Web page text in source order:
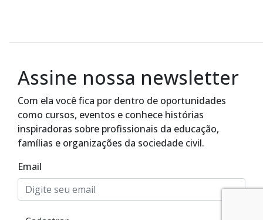
Alto Contraste
Termos de Uso e Política de
Privacidade
Assine nossa newsletter
Com ela você fica por dentro de oportunidades
como cursos, eventos e conhece histórias
inspiradoras sobre profissionais da educação,
famílias e organizações da sociedade civil.
Email